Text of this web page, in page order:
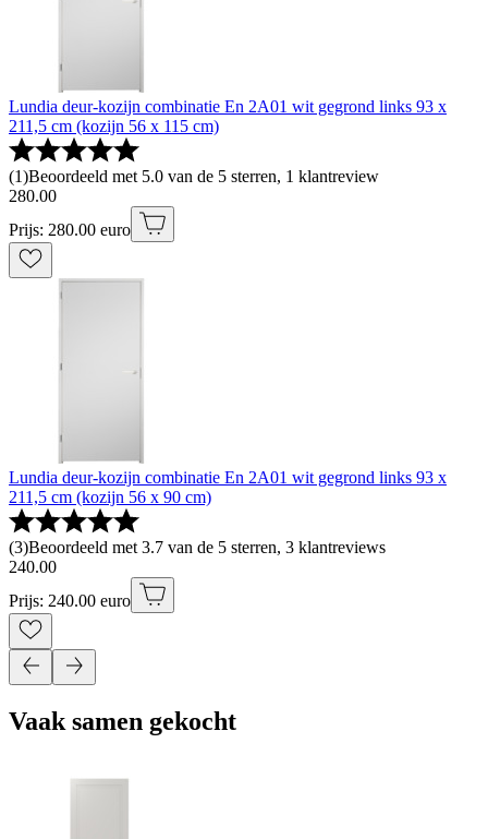
Lundia deur-kozijn combinatie En 2A01 wit gegrond links 93 x
211,5 cm (kozijn 56 x 115 cm)
(1)Beoordeeld met 5.0 van de 5 sterren, 1 klantreview
280.00
Prijs: 280.00 euro
Lundia deur-kozijn combinatie En 2A01 wit gegrond links 93 x
211,5 cm (kozijn 56 x 90 cm)
(3)Beoordeeld met 3.7 van de 5 sterren, 3 klantreviews
240.00
Prijs: 240.00 euro
Vaak samen gekocht